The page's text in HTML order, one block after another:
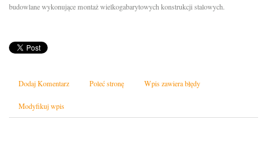
budowlane wykonujące montaż wielkogabarytowych konstrukcji stalowych.
Dodaj Komentarz Poleć stronę Wpis zawiera błędy
Modyfikuj wpis